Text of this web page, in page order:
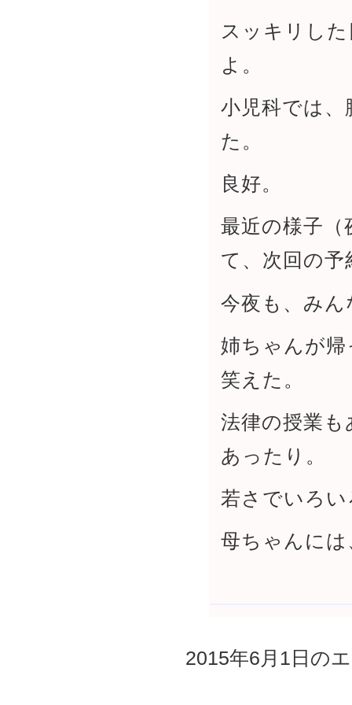
スッキリし
よ。
小児科では、
た。
良好。
最近の様子（
て、次回の
今夜も、み
姉ちゃんが
笑えた。
法律の授業
あったり。
若さでいろ
母ちゃんに
2015年6月1日の